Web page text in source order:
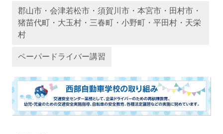
郡山市・会津若松市・須賀川市・本宮市・田村市・
猪苗代町・大玉村・三春町・小野町・平田村・天栄
村
ペーパードライバー講習